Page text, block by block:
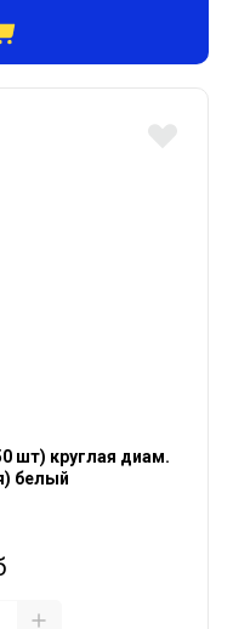
шт) круглая диам.
белый